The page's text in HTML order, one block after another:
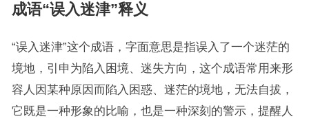
成语“误入迷津”释义
“误入迷津”这个成语，字面意思是指误入了一个迷茫的
境地，引申为陷入困境、迷失方向，这个成语常用来形
容人因某种原因而陷入困惑、迷茫的境地，无法自拔，
它既是一种形象的比喻，也是一种深刻的警示，提醒人